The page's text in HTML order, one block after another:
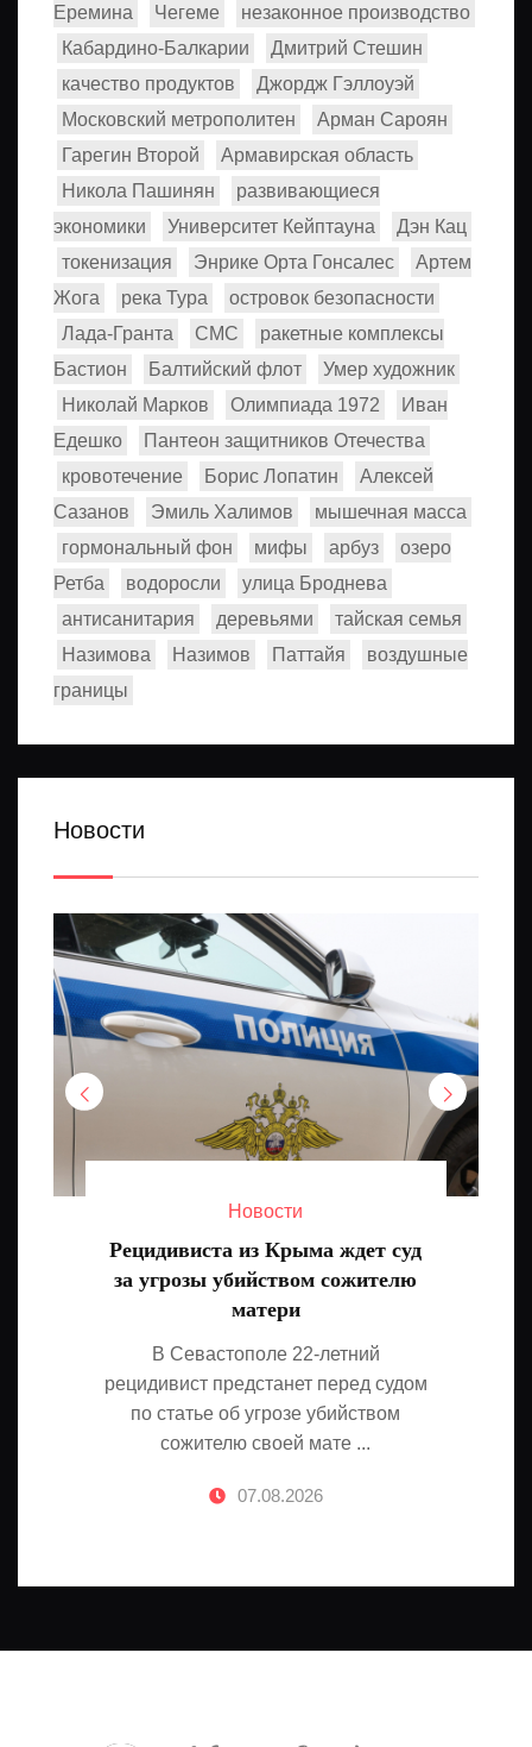
Еремина
Чегеме
незаконное производство
Кабардино-Балкарии
Дмитрий Стешин
качество продуктов
Джордж Гэллоуэй
Московский метрополитен
Арман Сароян
Гарегин Второй
Армавирская область
Никола Пашинян
развивающиеся
экономики
Университет Кейптауна
Дэн Кац
токенизация
Энрике Орта Гонсалес
Артем
Жога
река Тура
островок безопасности
Лада-Гранта
СМС
ракетные комплексы
Бастион
Балтийский флот
Умер художник
Николай Марков
Олимпиада 1972
Иван
Едешко
Пантеон защитников Отечества
кровотечение
Борис Лопатин
Алексей
Сазанов
Эмиль Халимов
мышечная масса
гормональный фон
мифы арбуз
озеро
Ретба
водоросли
улица Броднева
антисанитария
деревьями
тайская семья
Назимова
Назимов Паттайя
воздушные
границы
Новости
Новости
Рецидивиста из Крыма ждет суд
за угрозы убийством сожителю
матери
В Севастополе 22-летний
рецидивист предстанет перед судом
по статье об угрозе убийством
сожителю своей мате ...
07.08.2026